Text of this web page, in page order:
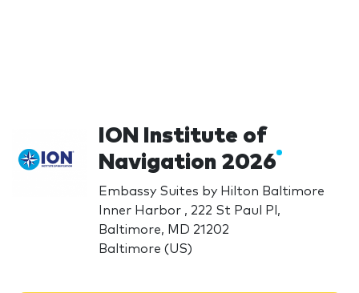
ION Institute of
Navigation 2026
Embassy Suites by Hilton Baltimore
Inner Harbor , 222 St Paul Pl,
Baltimore, MD 21202
Baltimore (US)